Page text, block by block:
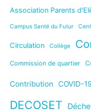
Association Parents
Campus Santé du Futur
Circulation Collège
Commission de quartier
Contribution COVID-
DECOSET